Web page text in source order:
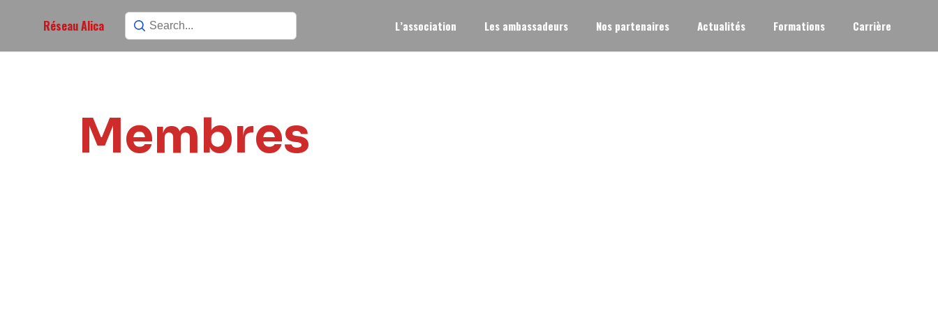
Réseau Alica L’association Les ambassadeurs Nos partenaires Actualités Formations Carrière
Membres